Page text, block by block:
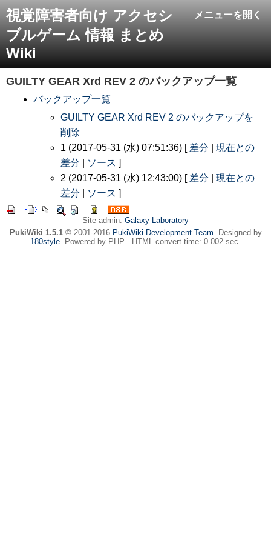
メニューを開く
視覚障害者向け アクセシ
ブルゲーム 情報 まとめ
Wiki
GUILTY GEAR Xrd REV 2 のバックアップ一覧
バックアップ一覧
GUILTY GEAR Xrd REV 2 のバックアップを
削除
1 (2017-05-31 (水) 07:51:36) [ 差分
現在との
差分
ソース ]
2 (2017-05-31 (水) 12:43:00) [ 差分
現在との
差分
ソース ]
Site admin: Galaxy Laboratory
PukiWiki 1.5.1© 2001-2016 PukiWiki Development Team. Designed by
180style. Powered by PHP . HTML convert time: 0.002 sec.